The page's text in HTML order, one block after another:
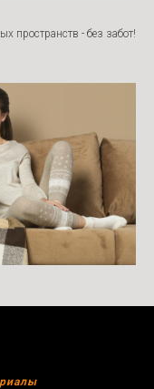
пространств - без забот!